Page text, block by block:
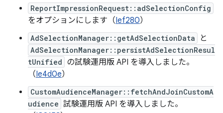
ReportImpressionRequest::adSelectionConfig
をオプションにします（Ief280）
AdSelectionManager::getAdSelectionData と
AdSelectionManager::persistAdSelectionResul
tUnified の試験運用版 API を導入しました。
（Ie4d0e）
CustomAudienceManager::fetchAndJoinCustomA
udience 試験運用版 API を導入しました。